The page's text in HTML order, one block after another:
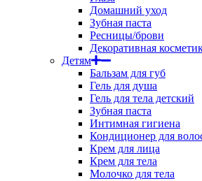
Домашний уход
Зубная паста
Ресницы/брови
Декоративная
Детям
Бальзам для губ
Гель для душа
Гель для тела детский
Зубная паста
Интимная гигиена
Кондиционер для
Крем для лица
Крем для тела
Молочко для тела